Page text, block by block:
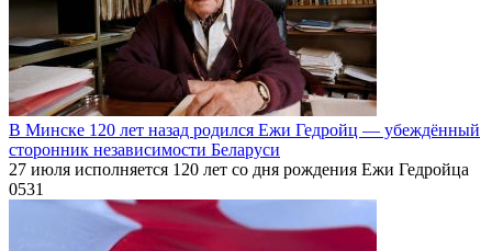
В Минске 120 лет назад родился Ежи Гедройц — убеждённый
сторонник независимости Беларуси
27 июля исполняется 120 лет со дня рождения Ежи Гедройца
0531